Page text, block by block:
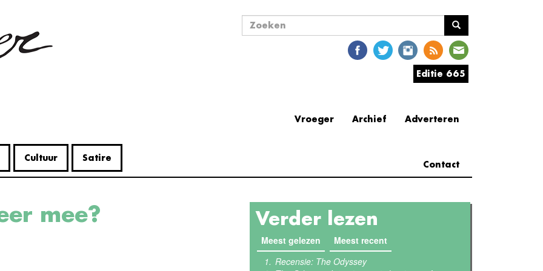
Cultuur Satire
Zoekveld
Editie 665
Adverteren
Archief
Vroeger
Contact
mee? Verder lezen
Meest gelezen (actieve tabblad)
Meest recent
Recensie: The Odyssey